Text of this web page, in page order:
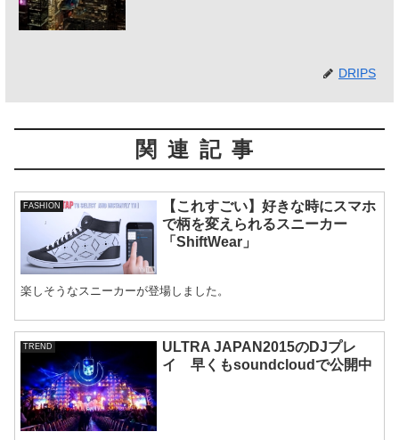
DRIPS
関連記事
FASHION
【これすごい】好きな時にスマホ
で柄を変えられるスニーカー
「ShiftWear」
楽しそうなスニーカーが登場しました。
TREND
ULTRA JAPAN2015のDJプレ
イ 早くもsoundcloudで公開中